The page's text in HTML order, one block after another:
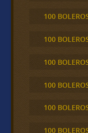
100
100
100
100
100
100